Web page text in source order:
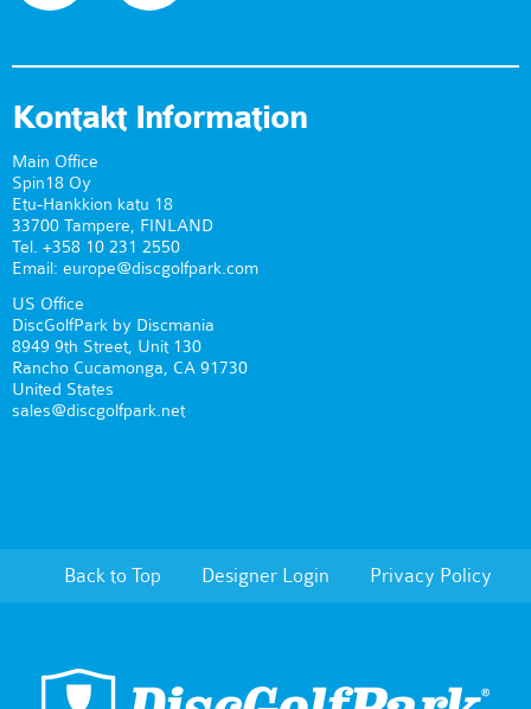
Kontakt Information
Main Office
Spin18 Oy
Etu-Hankkion katu 18
33700 Tampere, FINLAND
Tel. +358 10 231 2550
Email: europe@discgolfpark.com
US Office
DiscGolfPark by Discmania
8949 9th Street, Unit 130
Rancho Cucamonga, CA 91730
United States
sales@discgolfpark.net
Back to Top Designer Login Privacy Policy